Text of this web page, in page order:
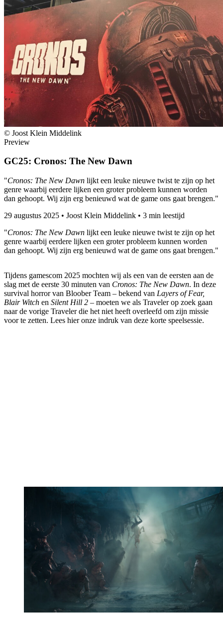
© Joost Klein Middelink
Preview
GC25: Cronos: The New Dawn
"Cronos: The New Dawn lijkt een leuke nieuwe twist te zijn op het
genre waarbij eerdere lijken een groter probleem kunnen worden
dan gehoopt. Wij zijn erg benieuwd wat de game ons gaat brengen."
29 augustus 2025 • Joost Klein Middelink • 3 min leestijd
"Cronos: The New Dawn lijkt een leuke nieuwe twist te zijn op het
genre waarbij eerdere lijken een groter probleem kunnen worden
dan gehoopt. Wij zijn erg benieuwd wat de game ons gaat brengen."
Tijdens gamescom 2025 mochten wij als een van de eersten aan de
slag met de eerste 30 minuten van Cronos: The New Dawn. In deze
survival horror van Bloober Team – bekend van Layers of Fear,
Blair Witch en Silent Hill 2 – moeten we als Traveler op zoek gaan
naar de vorige Traveler die het niet heeft overleefd om zijn missie
voor te zetten. Lees hier onze indruk van deze korte speelsessie.